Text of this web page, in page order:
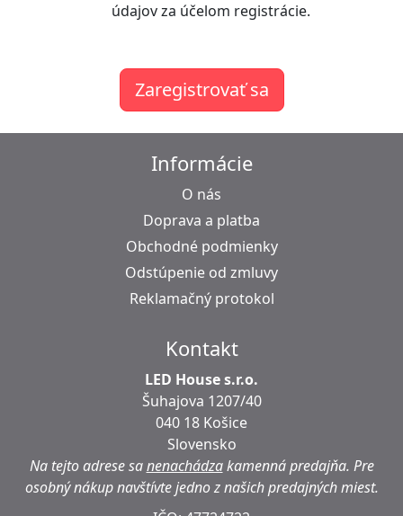
údajov za účelom registrácie.
Zaregistrovať sa
Informácie
O nás
Doprava a platba
Obchodné podmienky
Odstúpenie od zmluvy
Reklamačný protokol
Kontakt
LED House s.r.o.
Šuhajova 1207/40
040 18 Košice
Slovensko
Na tejto adrese sanenachádzakamenná predajňa. Pre
osobný nákup navštívte jedno z našich predajných miest.